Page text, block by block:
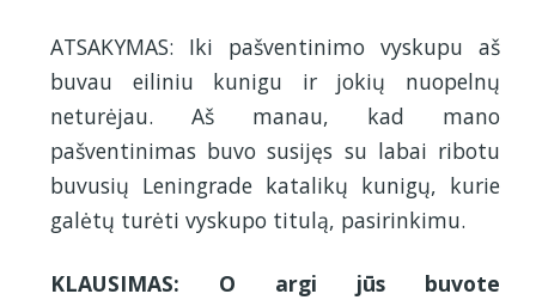
ATSAKYMAS: Iki pašventinimo vyskupu aš
buvau eiliniu kunigu ir jokių nuopelnų
neturėjau. Aš manau, kad mano
pašventinimas buvo susijęs su labai ribotu
buvusių Leningrade katalikų kunigų, kurie
galėtų turėti vyskupo titulą, pasirinkimu.
KLAUSIMAS: O argi jūs buvote